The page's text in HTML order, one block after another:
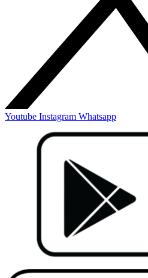
Youtube Instagram Whatsapp